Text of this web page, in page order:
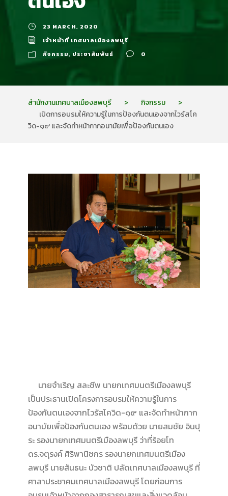
23 MARCH, 2020
เจ้าหน้าที่ เทศบาลเมืองลพบุรี
กิจกรรม, ประชาสัมพันธ์ 0
สำนักงานเทศบาลเมืองลพบุรี > กิจกรรม
>
เปิดการอบรมให้ความรู้ในการป้องกันตนเองจากไวรัสโค
วิด-๑๙ และจัดทำหน้ากากอนามัยเพื่อป้องกันตนเอง
นายจำเริญ สละชีพ นายกเทศมนตรีเมืองลพบุรี
เป็นประธานเปิดโครงการอบรมให้ความรู้ในการ
ป้องกันตนเองจากไวรัสโควิด-๑๙ และจัดทำหน้ากาก
อนามัยเพื่อป้องกันตนเอง พร้อมด้วย นายสมชัย อินปุ
ระ รองนายกเทศมนตรีเมืองลพบุรี ว่าที่ร้อยโท
ดร.จตุรงค์ ศิริพานิชกร รองนายกเทศมนตรีเมือง
ลพบุรี นายสันธนะ บัวชาติ ปลัดเทศบาลเมืองลพบุรี ที่
ศาลาประชาคมเทศบาลเมืองลพบุรี โดยก่อนการ